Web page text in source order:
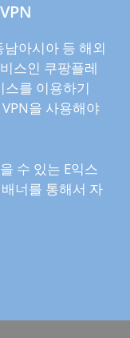
아시아 등 해외
스인 쿠팡플레
스를 이용하기
을 사용해야
수 있는 E익스
너를 통해서 자